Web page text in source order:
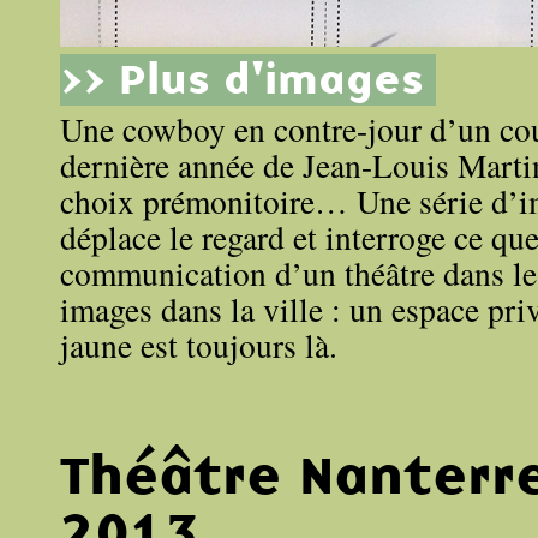
>> Plus d'images
Une cowboy en contre-jour d’un
dernière année de Jean-Louis
choix prémonitoire… Une série
déplace le regard et interroge ce
communication d’un théâtre dans
images dans la ville : un espace
jaune est toujours là.
Théâtre